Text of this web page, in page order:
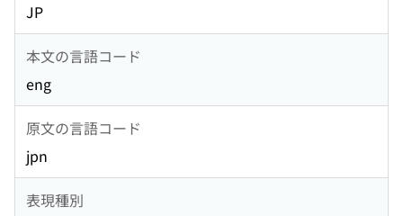
JP
本文の言語コード
eng
原文の言語コード
jpn
表現種別